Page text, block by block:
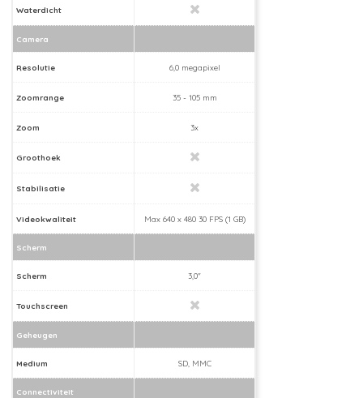
Waterdicht
Camera
Resolutie 6,0 megapixel
Zoomrange 35 - 105 mm
Zoom 3x
Groothoek
Stabilisatie
Videokwaliteit Max 640 x 480 30 FPS (1 GB)
Scherm
Scherm 3,0"
Touchscreen
Geheugen
Medium SD, MMC
Connectiviteit